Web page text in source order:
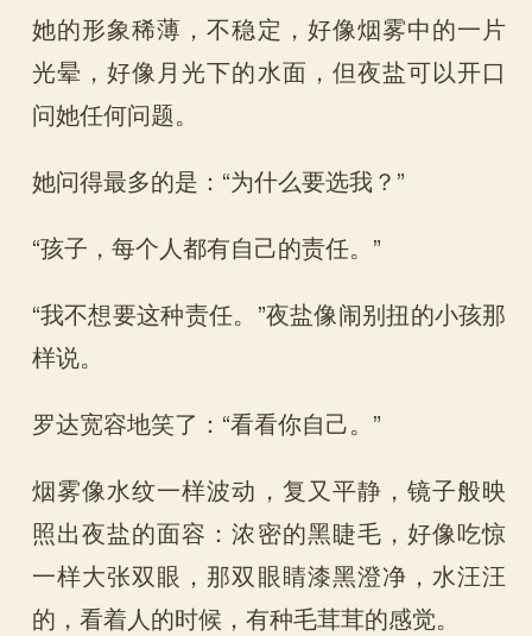
她的形象稀薄，不稳定，好像烟雾中的一片
光晕，好像月光下的水面，但夜盐可以开口
问她任何问题。
她问得最多的是：“为什么要选我？”
“孩子，每个人都有自己的责任。”
“我不想要这种责任。”夜盐像闹别扭的小孩那
样说。
罗达宽容地笑了：“看看你自己。”
烟雾像水纹一样波动，复又平静，镜子般映
照出夜盐的面容：浓密的黑睫毛，好像吃惊
一样大张双眼，那双眼睛漆黑澄净，水汪汪
的，看着人的时候，有种毛茸茸的感觉。